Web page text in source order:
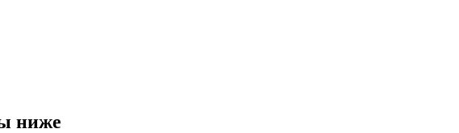
ниже